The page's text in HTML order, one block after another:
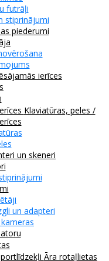
futrāļi
stiprinājumi
piederumi
ierīces
Klaviatūras, peles /
un skeneri
un adapteri
Āra rotaļlietas